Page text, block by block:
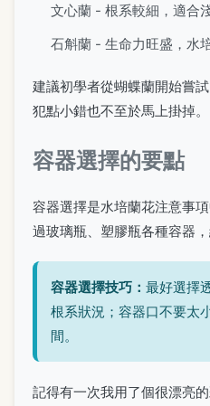
文心蘭 - 根系較細，適合
石斛蘭 - 生命力旺盛，水
建議初學者從蝴蝶蘭開始嘗
犯點小錯也不至於馬上掛掉。
容器選擇的要點
容器選擇是水培蘭花注意事
過玻璃瓶、塑膠瓶各種容器
容器選擇技巧： 最好選擇
根系狀況；容器口不要太
間。
記得有一次我用了個很漂亮